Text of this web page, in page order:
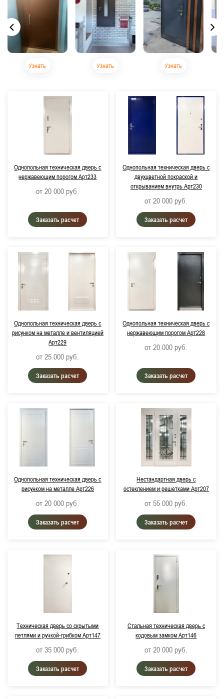
Узнать Узнать Узнать
Однопольная техническая дверь с
нержавеющим порогом Арт233
от 20 000 руб.
Заказать расчет
Однопольная техническая дверь с
двухцветной покраской и
открыванием внутрь Арт230
от 20 000 руб.
Заказать расчет
Однопольная техническая дверь с
рисунком на металле и вентиляцией
Арт229
от 25 000 руб.
Заказать расчет
Однопольная техническая дверь с
нержавеющим порогом Арт228
от 20 000 руб.
Заказать расчет
Однопольная техническая дверь с
рисунком на металле Арт226
от 20 000 руб.
Заказать расчет
Нестандартная дверь с
остеклением и решетками Арт207
от 55 000 руб.
Заказать расчет
Техническая дверь со скрытыми
петлями и ручкой-грибком Арт147
от 35 000 руб.
Заказать расчет
Стальная техническая дверь с
кодовым замком Арт146
от 20 000 руб.
Заказать расчет